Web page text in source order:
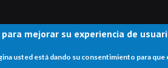
mejorar su experiencia de
usted está dando su consentimiento para